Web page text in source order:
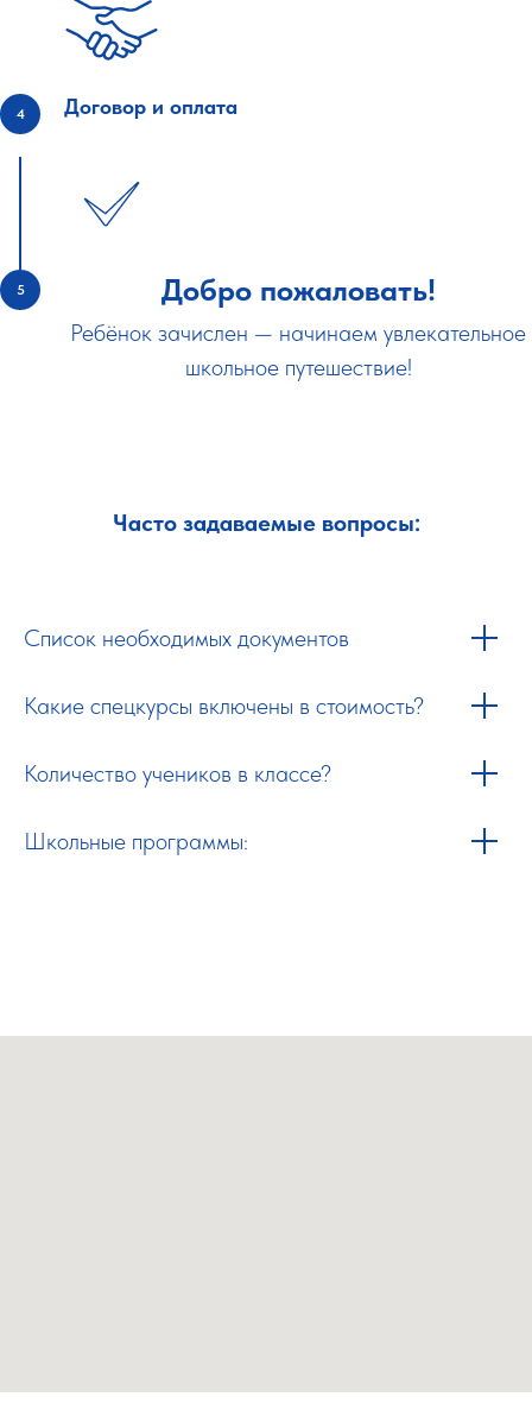
Договор и оплата
Добро пожаловать!
Ребёнок зачислен — начинаем увлекательное
школьное путешествие!
Часто задаваемые вопросы:
Список необходимых документов
Какие спецкурсы включены в стоимость?
Количество учеников в классе?
Школьные программы: